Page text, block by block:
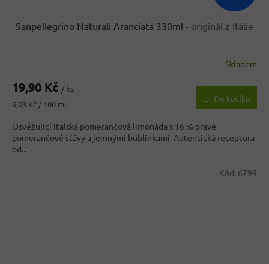
Sanpellegrino Naturali Aranciata 330ml - originál z Itálie
produktu
4,3
z
hvězdiček.
Skladem
19,90 Kč / ks
Měrná
6,03 Kč / 100 ml
Do košíku
Osvěžující italská pomerančová limonáda s 16 % pravé
pomerančové šťávy a jemnými bublinkami. Autentická receptura
od...
Kód: 6799